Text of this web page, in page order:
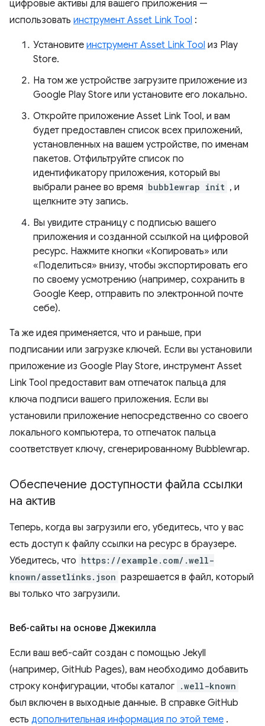
цифровые активы для вашего приложения —
использовать инструмент Asset Link Tool :
Установите инструмент Asset Link Tool из Play
Store.
На том же устройстве загрузите приложение из
Google Play Store или установите его локально.
Откройте приложение Asset Link Tool, и вам
будет предоставлен список всех приложений,
установленных на вашем устройстве, по именам
пакетов. Отфильтруйте список по
идентификатору приложения, который вы
выбрали ранее во время bubblewrap init , и
щелкните эту запись.
Вы увидите страницу с подписью вашего
приложения и созданной ссылкой на цифровой
ресурс. Нажмите кнопки «Копировать» или
«Поделиться» внизу, чтобы экспортировать его
по своему усмотрению (например, сохранить в
Google Keep, отправить по электронной почте
себе).
Та же идея применяется, что и раньше, при
подписании или загрузке ключей. Если вы установили
приложение из Google Play Store, инструмент Asset
Link Tool предоставит вам отпечаток пальца для
ключа подписи вашего приложения. Если вы
установили приложение непосредственно со своего
локального компьютера, то отпечаток пальца
соответствует ключу, сгенерированному Bubblewrap.
Обеспечение доступности файла ссылки
на актив
Теперь, когда вы загрузили его, убедитесь, что у вас
есть доступ к файлу ссылки на ресурс в браузере.
Убедитесь, что https://example.com/.well-
known/assetlinks.json разрешается в файл, который
вы только что загрузили.
Веб-сайты на основе Джекилла
Если ваш веб-сайт создан с помощью Jekyll
(например, GitHub Pages), вам необходимо добавить
строку конфигурации, чтобы каталог .well-known
был включен в выходные данные. В справке GitHub
есть дополнительная информация по этой теме .